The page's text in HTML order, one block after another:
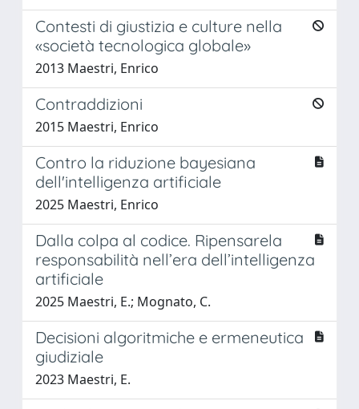
Contesti di giustizia e culture nella
«società tecnologica globale»
2013 Maestri, Enrico
Contraddizioni
2015 Maestri, Enrico
Contro la riduzione bayesiana
dell'intelligenza artificiale
2025 Maestri, Enrico
Dalla colpa al codice. Ripensarela
responsabilità nell’era dell’intelligenza
artificiale
2025 Maestri, E.; Mognato, C.
Decisioni algoritmiche e ermeneutica
giudiziale
2023 Maestri, E.